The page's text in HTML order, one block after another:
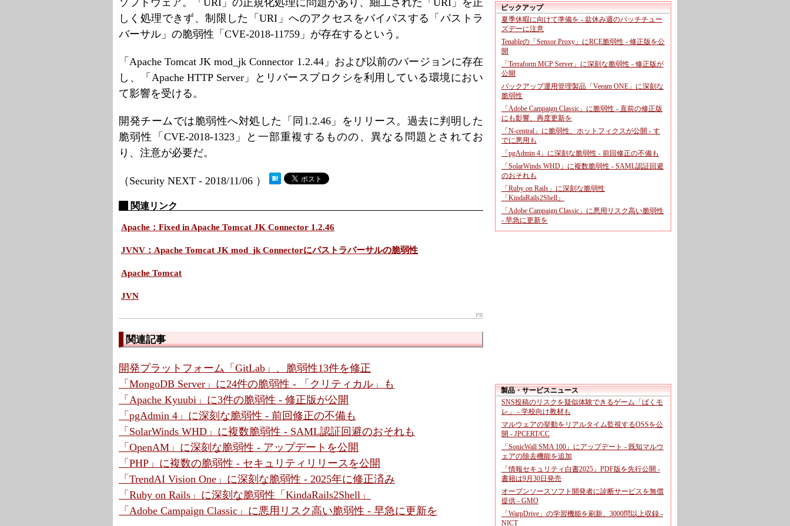
ソフトウェア。「URI」の正規化処理に問題があり、細工された「URI」を正
しく処理できず、制限した「URI」へのアクセスをバイパスする「パストラ
バーサル」の脆弱性「CVE-2018-11759」が存在するという。
「Apache Tomcat JK mod_jk Connector 1.2.44」および以前のバージョンに存在
し、「Apache HTTP Server」とリバースプロクシを利用している環境におい
て影響を受ける。
開発チームでは脆弱性へ対処した「同1.2.46」をリリース。過去に判明した
脆弱性「CVE-2018-1323」と一部重複するものの、異なる問題とされてお
り、注意が必要だ。
（Security NEXT - 2018/11/06 ）
関連リンク
Apache：Fixed in Apache Tomcat JK Connector 1.2.46
JVNV：Apache Tomcat JK mod_jk Connectorにパストラバーサルの脆弱性
Apache Tomcat
JVN
PR
関連記事
開発プラットフォーム「GitLab」、脆弱性13件を修正
「MongoDB Server」に24件の脆弱性 - 「クリティカル」も
「Apache Kyuubi」に3件の脆弱性 - 修正版が公開
「pgAdmin 4」に深刻な脆弱性 - 前回修正の不備も
「SolarWinds WHD」に複数脆弱性 - SAML認証回避のおそれも
「OpenAM」に深刻な脆弱性 - アップデートを公開
「PHP」に複数の脆弱性 - セキュリティリリースを公開
「TrendAI Vision One」に深刻な脆弱性 - 2025年に修正済み
「Ruby on Rails」に深刻な脆弱性「KindaRails2Shell」
「Adobe Campaign Classic」に悪用リスク高い脆弱性 - 早急に更新を
ピックアップ
夏季休暇に向けて準備を - 盆休み週のパッチチュー
ズデーに注意
Tenableの「Sensor Proxy」にRCE脆弱性 - 修正版を公
開
「Terraform MCP Server」に深刻な脆弱性 - 修正版が
公開
バックアップ運用管理製品「Veeam ONE」に深刻な
脆弱性
「Adobe Campaign Classic」に脆弱性 - 直前の修正版
にも影響、再度更新を
「N-central」に脆弱性、ホットフィクスが公開 - す
でに悪用も
「pgAdmin 4」に深刻な脆弱性 - 前回修正の不備も
「SolarWinds WHD」に複数脆弱性 - SAML認証回避
のおそれも
「Ruby on Rails」に深刻な脆弱性
「KindaRails2Shell」
「Adobe Campaign Classic」に悪用リスク高い脆弱性
- 早急に更新を
製品・サービスニュース
SNS投稿のリスクを疑似体験できるゲーム「ばくモ
レ」 - 学校向け教材も
マルウェアの挙動をリアルタイム監視するOSSを公
開 - JPCERT/CC
「SonicWall SMA 100」にアップデート - 既知マルウ
ェアの除去機能を追加
「情報セキュリティ白書2025」PDF版を先行公開 -
書籍は9月30日発売
オープンソースソフト開発者に診断サービスを無償
提供 - GMO
「WarpDrive」の学習機能を刷新、3000問以上収録 -
NICT